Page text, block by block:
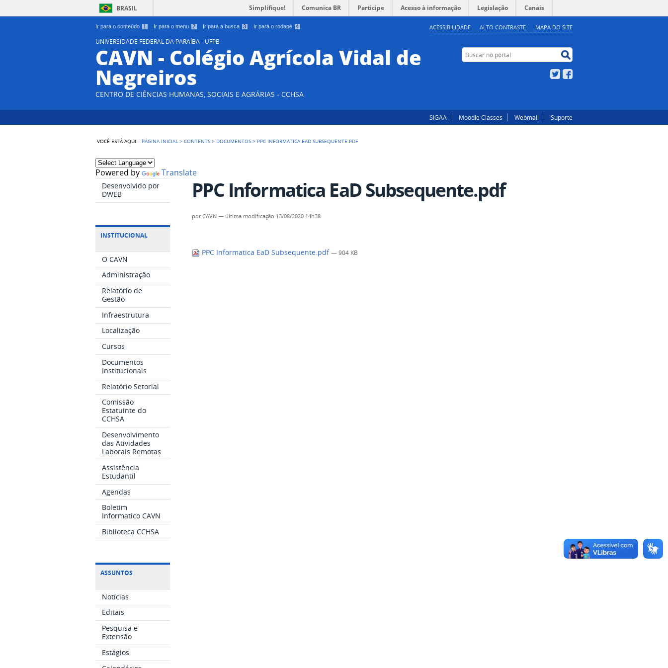
Ir para o conteúdo 1 Ir para o menu 2 Ir para a busca 3 Ir para o rodapé 4 ACESSIBILIDADE ALTO CONTRASTE MAPA DO SITE
BRASIL Simplifique! Comunica BR Participe Acesso à informação Legislação Canais
UNIVERSIDADE FEDERAL DA PARAÍBA - UFPB
CAVN - Colégio Agrícola Vidal de
Negreiros
CENTRO DE CIÊNCIAS HUMANAS, SOCIAIS E AGRÁRIAS - CCHSA
Buscar no portal
Twitter
SIGAA Moodle Classes Webmail Suporte
VOCÊ ESTÁ AQUI: PÁGINA INICIAL >CONTENTS > DOCUMENTOS > PPC INFORMATICA EAD SUBSEQUENTE.PDF
Powered by Translate
Desenvolvido por
DWEB
INSTITUCIONAL
O CAVN
Administração
Relatório de
Gestão
Infraestrutura
Localização
Cursos
Documentos
Institucionais
Relatório Setorial
Comissão
Estatuinte do
CCHSA
Desenvolvimento
das Atividades
Laborais Remotas
Assistência
Estudantil
Agendas
Boletim
Informatico CAVN
Biblioteca CCHSA
ASSUNTOS
Notícias
Editais
Pesquisa e
Extensão
Estágios
PPC Informatica EaD Subsequente.pdf
porCAVN — última modificação 13/08/2020 14h38
PPC Informatica EaD Subsequente.pdf— 904 KB